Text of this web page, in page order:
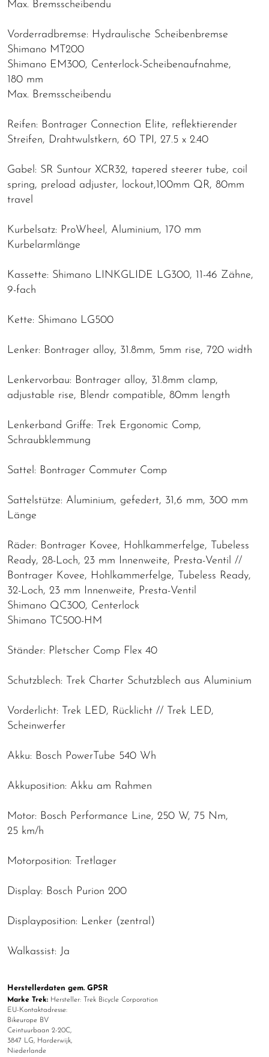
Max. Bremsscheibendu
Vorderradbremse: Hydraulische Scheibenbremse
Shimano MT200
Shimano EM300, Centerlock-Scheibenaufnahme,
180 mm
Max. Bremsscheibendu
Reifen: Bontrager Connection Elite, reflektierender
Streifen, Drahtwulstkern, 60 TPI, 27.5 x 2.40
Gabel: SR Suntour XCR32, tapered steerer tube, coil
spring, preload adjuster, lockout,100mm QR, 80mm
travel
Kurbelsatz: ProWheel, Aluminium, 170 mm
Kurbelarmlänge
Kassette: Shimano LINKGLIDE LG300, 11-46 Zähne,
9-fach
Kette: Shimano LG500
Lenker: Bontrager alloy, 31.8mm, 5mm rise, 720 width
Lenkervorbau: Bontrager alloy, 31.8mm clamp,
adjustable rise, Blendr compatible, 80mm length
Lenkerband Griffe: Trek Ergonomic Comp,
Schraubklemmung
Sattel: Bontrager Commuter Comp
Sattelstütze: Aluminium, gefedert, 31,6 mm, 300 mm
Länge
Räder: Bontrager Kovee, Hohlkammerfelge, Tubeless
Ready, 28-Loch, 23 mm Innenweite, Presta-Ventil //
Bontrager Kovee, Hohlkammerfelge, Tubeless Ready,
32-Loch, 23 mm Innenweite, Presta-Ventil
Shimano QC300, Centerlock
Shimano TC500-HM
Ständer: Pletscher Comp Flex 40
Schutzblech: Trek Charter Schutzblech aus Aluminium
Vorderlicht: Trek LED, Rücklicht // Trek LED,
Scheinwerfer
Akku: Bosch PowerTube 540 Wh
Akkuposition: Akku am Rahmen
Motor: Bosch Performance Line, 250 W, 75 Nm,
25 km/h
Motorposition: Tretlager
Display: Bosch Purion 200
Displayposition: Lenker (zentral)
Walkassist: Ja
Herstellerdaten gem. GPSR
Marke Trek: Hersteller: Trek Bicycle Corporation
EU-Kontaktadresse:
Bikeurope BV
Ceintuurbaan 2-20C,
3847 LG, Harderwijk,
Niederlande